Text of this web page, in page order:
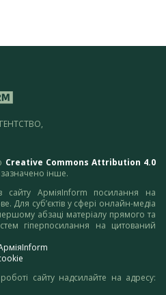
Creative Commons Attribution 4.0
інше.
сайту АрміяInform посилання на
Для суб’єктів у сфері онлайн-медіа
абзаці матеріалу прямого та
гіперпосилання на цитований
сайту надсилайте на адресу: